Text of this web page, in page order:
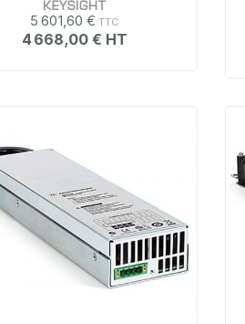
KEYSIGHT
5 601,60 €
4 668,00 €